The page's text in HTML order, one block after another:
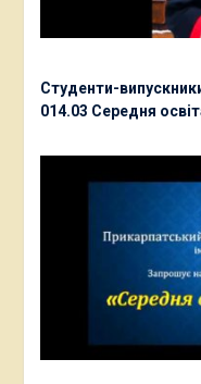
Студенти-
014.03 Середня